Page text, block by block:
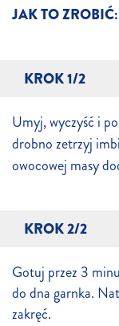
JAK TO ZROBIĆ:
KROK 1/2
Umyj, wyczyść i
drobno zetrzyj
owocowej masy
KROK 2/2
Gotuj przez 3
do dna garnka.
zakręć.